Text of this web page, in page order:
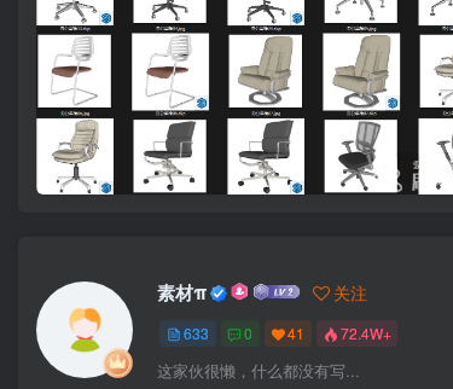
素材π 关注
633 0 41 72.4W+
这家伙很懒，什么都没有写...